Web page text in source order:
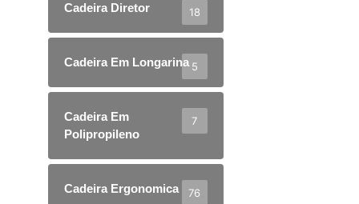
Cadeira Diretor 18
Cadeira Em Longarina 5
Cadeira Em
Polipropileno
7
Cadeira Ergonomica 76